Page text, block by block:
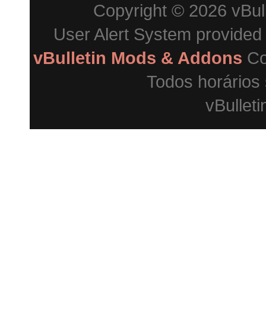
Copyright © 2026
User Alert System
vBulletin Mods & Addons
Todos